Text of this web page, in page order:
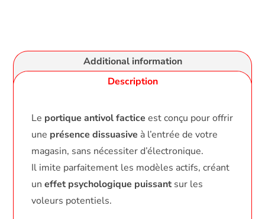
Description
Additional information
Le portique antivol facticeest conçu pour offrir
une présence dissuasive à l’entrée de votre
magasin, sans nécessiter d’électronique.
Il imite parfaitement les modèles actifs, créant
uneffet psychologique puissant sur les
voleurs potentiels.